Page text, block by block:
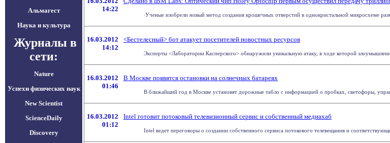
Альмагест
Наука и культура
Журналы в
сети:
Nature
Успехи физических наук
New Scientist
ScienceDaily
Discovery
14:22
∙Ученые изобрели новый метод создания крошечных отверстий в однокристальной микросхеме
16.03.2012
14:12
<Бестелесный> бот атакует посетителей новостных ресурсов
Эксперты <Лаборатории Касперского> обнаружили уникальную атаку, в ходе которой
16.03.2012
01:46
В Москве появятся остановки на солнечных батареях
В ближайший год в Москве установят дорожные табло с информацией о пробках, светофоры,
16.03.2012
01:12
Intel готовит потоковый телевизионный сервис и собственный медиахаб
Intel ведет переговоры о создании собственного сервиса потокового телевещания и